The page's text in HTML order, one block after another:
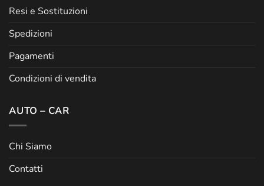
Resi e Sostituzioni
Spedizioni
Pagamenti
Condizioni di vendita
AUTO – CAR
Chi Siamo
Contatti